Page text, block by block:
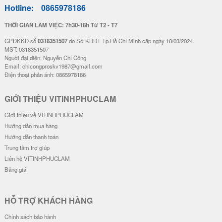
Hotline: 0865978186
THỜI GIAN LÀM VIỆC: 7h30-18h Từ T2 - T7
GPĐKKD số0318351507do Sở KHĐT Tp.Hồ Chí Minh cãp ngày 18/03/2024.
MST: 0318351507
Nguời đại diện: Nguyễn Chí Công
Email: chicongproskv1987@gmail.com
Điện thoại phản ánh: 0865978186
GIỚI THIỆU VITINHPHUCLAM
Giới thiệu về VITINHPHUCLAM
Hướng dẫn mua hàng
Hướng dẫn thanh toán
Trung tâm trợ giúp
Liên hệ VITINHPHUCLAM
Bảng giá
HỖ TRỢ KHÁCH HÀNG
Chính sách bảo hành